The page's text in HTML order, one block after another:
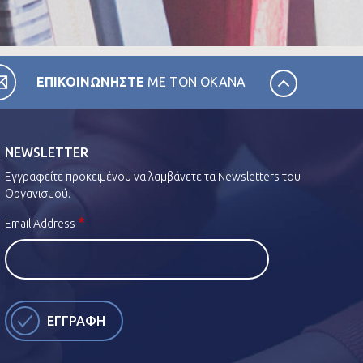
ΕΠΙΚΟΙΝΩΝΗΣΤΕ ΜΕ ΤΟΝ ΟΚΑΝΑ
NEWSLETTER
Εγγραφείτε προκειμένου να λαμβάνετε τα Newsletters του
Οργανισμού.
Email Address
ΕΓΓΡΑΦΗ